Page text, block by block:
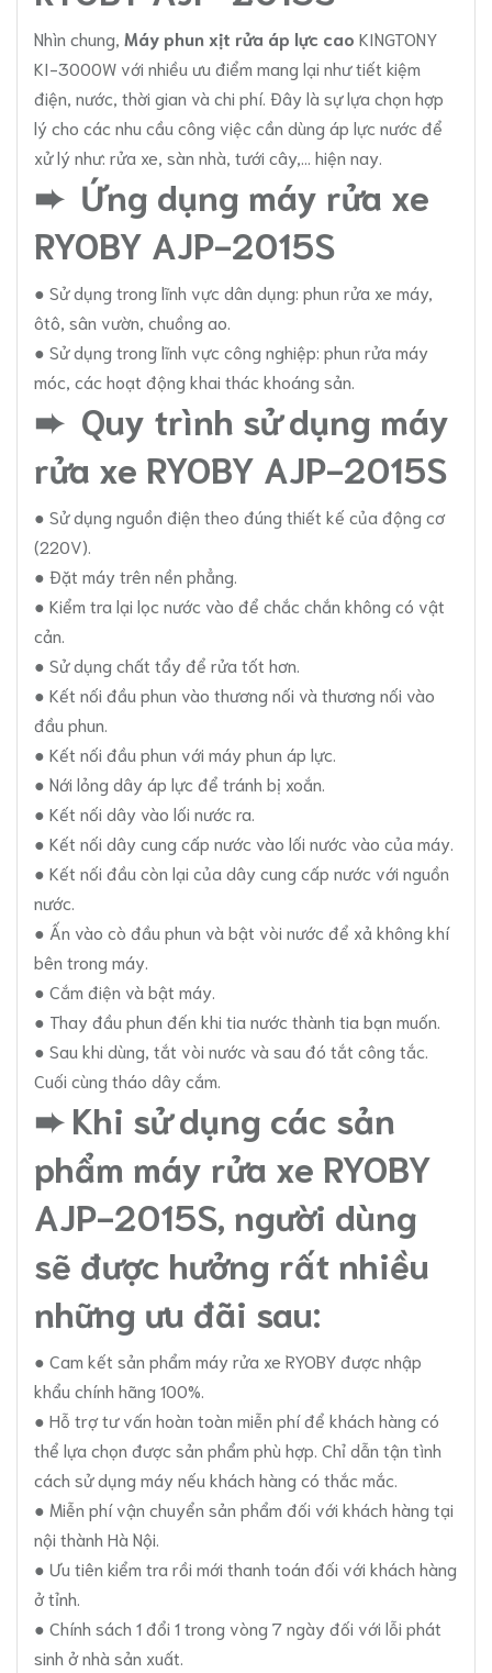
Nhìn chung, Máy phun xịt rửa áp lực cao KINGTONY
KI-3000W với nhiều ưu điểm mang lại như tiết kiệm
điện, nước, thời gian và chi phí. Đây là sự lựa chọn hợp
lý cho các nhu cầu công việc cần dùng áp lực nước để
xử lý như: rửa xe, sàn nhà, tưới cây,... hiện nay.
➨ Ứng dụng máy rửa xe
RYOBY AJP-2015S
● Sử dụng trong lĩnh vực dân dụng: phun rửa xe máy,
ôtô, sân vườn, chuồng ao.
● Sử dụng trong lĩnh vực công nghiệp: phun rửa máy
móc, các hoạt động khai thác khoáng sản.
➨ Quy trình sử dụng máy
rửa xe RYOBY AJP-2015S
● Sử dụng nguồn điện theo đúng thiết kế của động cơ
(220V).
● Đặt máy trên nền phẳng.
● Kiểm tra lại lọc nước vào để chắc chắn không có vật
cản.
● Sử dụng chất tẩy để rửa tốt hơn.
● Kết nối đầu phun vào thương nối và thương nối vào
đầu phun.
● Kết nối đầu phun với máy phun áp lực.
● Nới lỏng dây áp lực để tránh bị xoắn.
● Kết nối dây vào lối nước ra.
● Kết nối dây cung cấp nước vào lối nước vào của máy.
● Kết nối đầu còn lại của dây cung cấp nước với nguồn
nước.
● Ấn vào cò đầu phun và bật vòi nước để xả không khí
bên trong máy.
● Cắm điện và bật máy.
● Thay đầu phun đến khi tia nước thành tia bạn muốn.
● Sau khi dùng, tắt vòi nước và sau đó tắt công tắc.
Cuối cùng tháo dây cắm.
➨ Khi sử dụng các sản
phẩm máy rửa xe RYOBY
AJP-2015S, người dùng
sẽ được hưởng rất nhiều
những ưu đãi sau:
● Cam kết sản phẩm máy rửa xe RYOBY được nhập
khẩu chính hãng 100%.
● Hỗ trợ tư vấn hoàn toàn miễn phí để khách hàng có
thể lựa chọn được sản phẩm phù hợp. Chỉ dẫn tận tình
cách sử dụng máy nếu khách hàng có thắc mắc.
● Miễn phí vận chuyển sản phẩm đối với khách hàng tại
nội thành Hà Nội.
● Ưu tiên kiểm tra rồi mới thanh toán đối với khách hàng
ở tỉnh.
● Chính sách 1 đổi 1 trong vòng 7 ngày đối với lỗi phát
sinh ở nhà sản xuất.